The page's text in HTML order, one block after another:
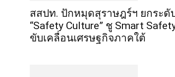
สสปท. ปักหมุดสุราษฎร์ฯ ยกระดั
“Safety Culture” ชู Smart
ขับเคลื่อนเศรษฐกิจภาคใต้